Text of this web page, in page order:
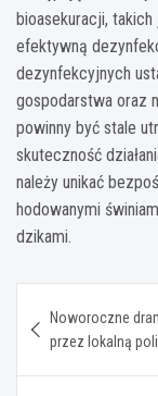
bioasekuracji,
efektywną
dezynfekcyjnych
gospodarstwa oraz
powinny być stale
skuteczność
należy unikać
hodowanymi
dzikami.
wpisu
Noworoczne
przez lokalną